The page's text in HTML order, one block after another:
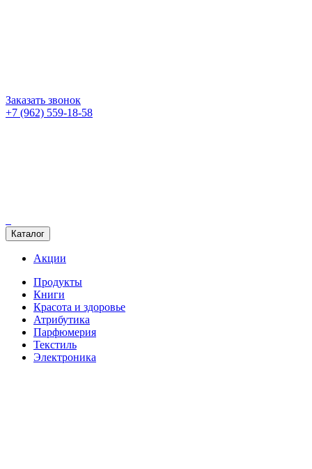
Заказать звонок
+7 (962) 559-18-58
Каталог
Акции
Продукты
Книги
Красота и здоровье
Атрибутика
Парфюмерия
Текстиль
Электроника